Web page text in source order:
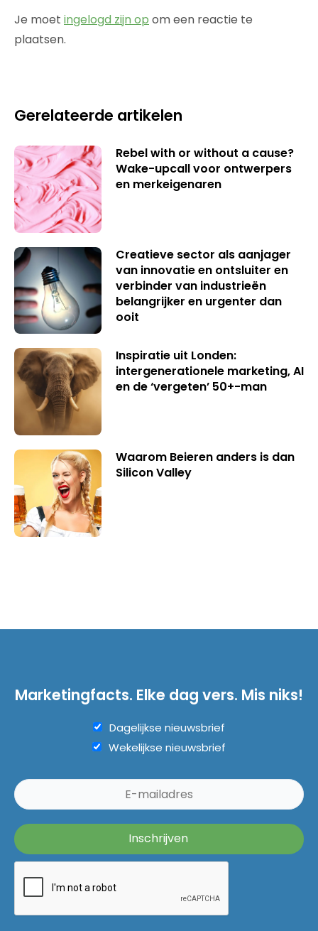
Je moet ingelogd zijn op om een reactie te
plaatsen.
Gerelateerde artikelen
Rebel with or without a cause?
Wake-upcall voor ontwerpers
en merkeigenaren
Creatieve sector als aanjager
van innovatie en ontsluiter en
verbinder van industrieën
belangrijker en urgenter dan
ooit
Inspiratie uit Londen:
intergenerationele marketing, AI
en de ‘vergeten’ 50+-man
Waarom Beieren anders is dan
Silicon Valley
Marketingfacts. Elke dag vers. Mis niks!
Dagelijkse nieuwsbrief
Wekelijkse nieuwsbrief